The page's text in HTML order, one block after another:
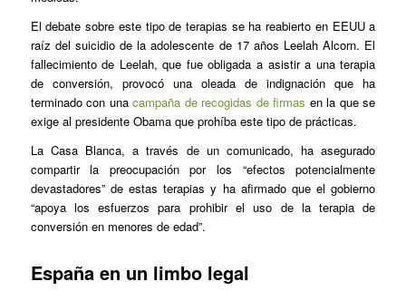
El debate sobre este tipo de terapias se ha reabierto en EEUU a
raíz del suicidio de la adolescente de 17 años Leelah Alcorn. El
fallecimiento de Leelah, que fue obligada a asistir a una terapia
de conversión, provocó una oleada de indignación que ha
terminado con unacampaña de recogidas de firmas en la que se
exige al presidente Obama que prohíba este tipo de prácticas.
La Casa Blanca, a través de un comunicado, ha asegurado
compartir la preocupación por los “efectos potencialmente
devastadores” de estas terapias y ha afirmado que el gobierno
“apoya los esfuerzos para prohibir el uso de la terapia de
conversión en menores de edad”.
España en un limbo legal